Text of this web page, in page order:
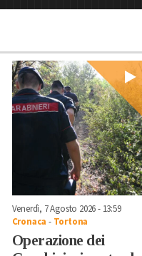
Venerdì, 7 Agosto 2026 - 13:59
Cronaca - Tortona
Operazione dei